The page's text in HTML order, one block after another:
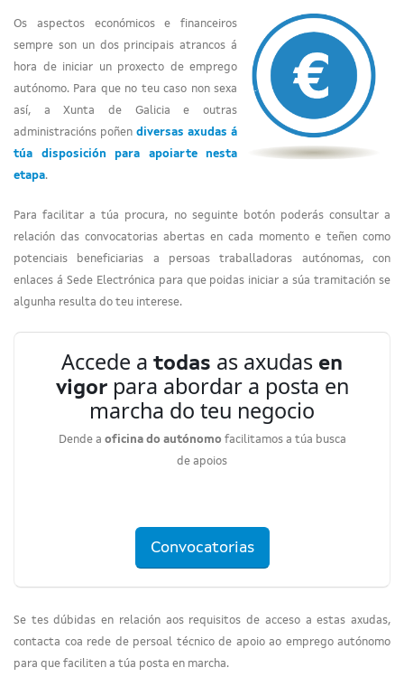
Os aspectos económicos e financeiros
sempre son un dos principais atrancos á
hora de iniciar un proxecto de emprego
autónomo. Para que no teu caso non sexa
así, a Xunta de Galicia e outras
administracións poñen diversas axudas á
túa disposición para apoiarte nesta
etapa.
Para facilitar a túa procura, no seguinte botón poderás consultar a
relación das convocatorias abertas en cada momento e teñen como
potenciais beneficiarias a persoas traballadoras autónomas, con
enlaces á Sede Electrónica para que poidas iniciar a súa tramitación se
algunha resulta do teu interese.
Accede a todas as axudas en
vigor para abordar a posta en
marcha do teu negocio
Dende a oficina do autónomo facilitamos a túa busca
de apoios
Convocatorias
Se tes dúbidas en relación aos requisitos de acceso a estas axudas,
contacta coa rede de persoal técnico de apoio ao emprego autónomo
para que faciliten a túa posta en marcha.